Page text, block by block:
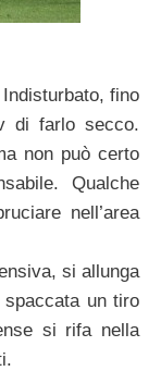
fino
di farlo secco.
non può certo
Qualche
nell’area
si allunga
spaccata un tiro
si rifa nella